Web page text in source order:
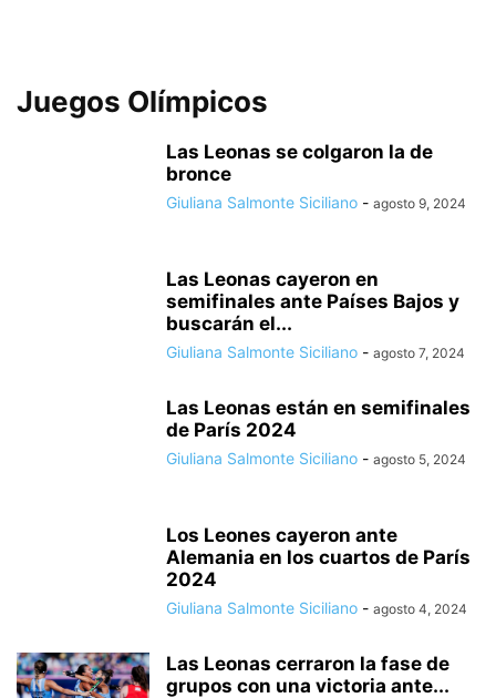
Juegos Olímpicos
Las Leonas se colgaron la de
bronce
Giuliana Salmonte Siciliano - agosto 9, 2024
Las Leonas cayeron en
semifinales ante Países Bajos y
buscarán el...
Giuliana Salmonte Siciliano - agosto 7, 2024
Las Leonas están en semifinales
de París 2024
Giuliana Salmonte Siciliano - agosto 5, 2024
Los Leones cayeron ante
Alemania en los cuartos de París
2024
Giuliana Salmonte Siciliano - agosto 4, 2024
Las Leonas cerraron la fase de
grupos con una victoria ante...